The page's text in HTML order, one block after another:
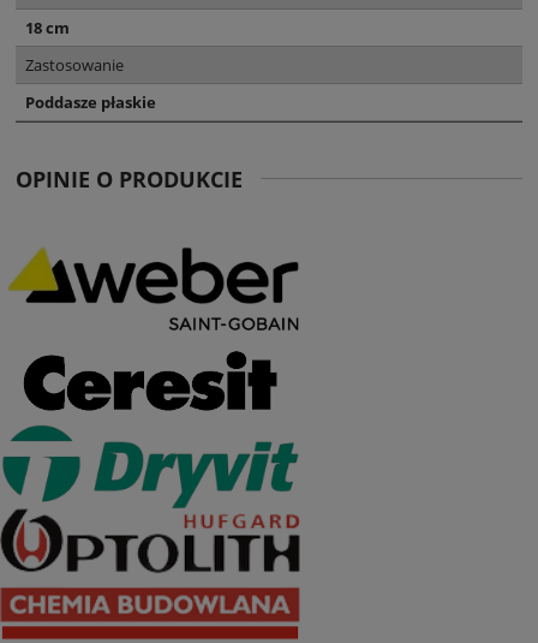
18 cm
Zastosowanie
Poddasze płaskie
OPINIE O PRODUKCIE